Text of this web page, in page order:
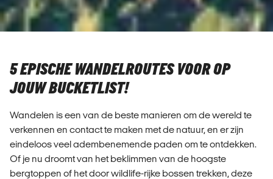
5 EPISCHE WANDELROUTES VOOR OP
JOUW BUCKETLIST!
Wandelen is een van de beste manieren om de wereld te
verkennen en contact te maken met de natuur, en er zijn
eindeloos veel adembenemende paden om te ontdekken.
Of je nu droomt van het beklimmen van de hoogste
bergtoppen of het door wildlife-rijke bossen trekken, deze